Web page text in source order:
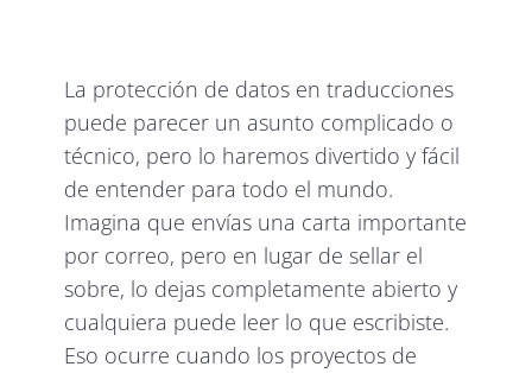
La protección de datos en traducciones
puede parecer un asunto complicado o
técnico, pero lo haremos divertido y fácil
de entender para todo el mundo.
Imagina que envías una carta importante
por correo, pero en lugar de sellar el
sobre, lo dejas completamente abierto y
cualquiera puede leer lo que escribiste.
Eso ocurre cuando los proyectos de